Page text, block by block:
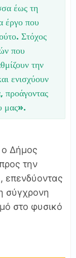
έως τη
έργο που
Στόχος
που
την
ενισχύουν
προάγοντας
μας».
Δήμος
την
επενδύοντας
σύγχρονη
στο φυσικό